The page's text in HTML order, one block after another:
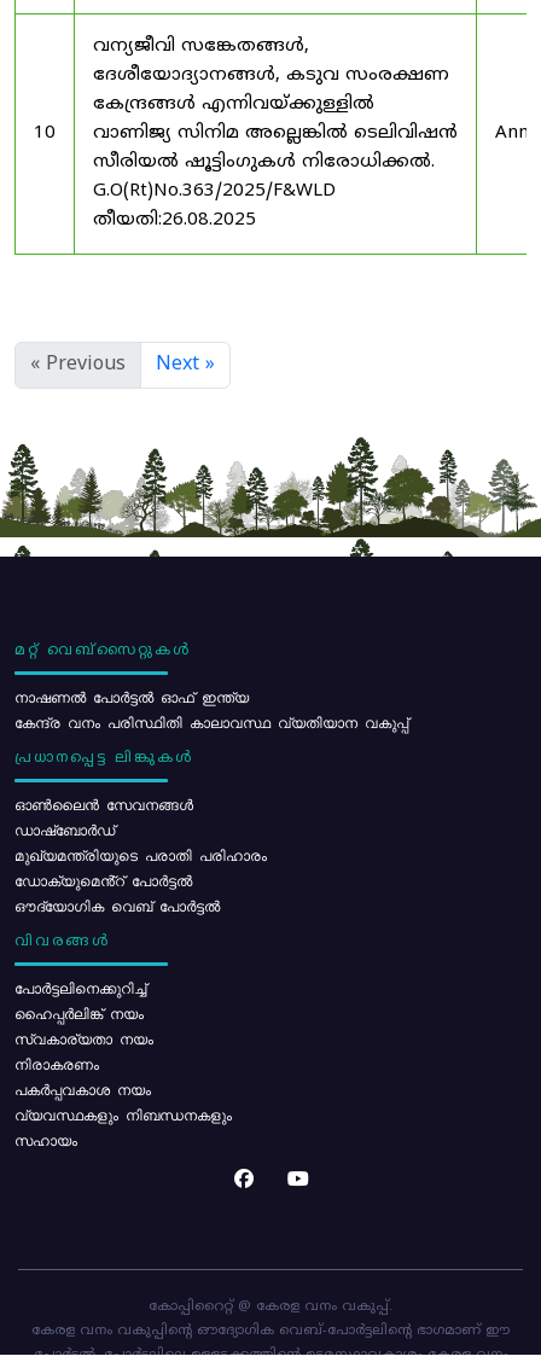
10
വന്യജീവി സങ്കേതങ്ങൾ,
ദേശീയോദ്യാനങ്ങൾ, കടുവ സംരക്ഷണ
കേന്ദ്രങ്ങൾ എന്നിവയ്ക്കുള്ളിൽ
വാണിജ്യ സിനിമ അല്ലെങ്കിൽ ടെലിവിഷൻ
സീരിയൽ ഷൂട്ടിംഗുകൾ നിരോധിക്കൽ.
G.O(Rt)No.363/2025/F&WLD
തീയതി:26.08.2025
« Previous Next »
മറ്റ് വെബ്സൈറ്റുകൾ
നാഷണൽ പോർട്ടൽ ഓഫ് ഇന്ത്യ
കേന്ദ്ര വനം പരിസ്ഥിതി കാലാവസ്ഥ വ്യതിയാന വകുപ്പ്
പ്രധാനപ്പെട്ട ലിങ്കുകൾ
ഓൺലൈൻ സേവനങ്ങൾ
ഡാഷ്ബോർഡ്
മുഖ്യമന്ത്രിയുടെ പരാതി പരിഹാരം
ഡോക്യുമെൻ്റ് പോർട്ടൽ
ഔദ്യോഗിക വെബ് പോർട്ടൽ
വിവരങ്ങൾ
പോര്‍ട്ടലിനെക്കുറിച്ച്
ഹൈപ്പർലിങ്ക് നയം
സ്വകാര്യതാ നയം
നിരാകരണം
പകർപ്പവകാശ നയം
വ്യവസ്ഥകളും നിബന്ധനകളും
സഹായം
കോപ്പിറൈറ്റ് @ കേരള വനം വകുപ്പ്.
കേരള വനം വകുപ്പിന്റെ ഔദ്യോഗിക വെബ്-പോർട്ടലിന്റെ ഭാഗമാണ് ഈ
പോർട്ടൽ. പോർട്ടലിലെ ഉള്ളടക്കത്തിന്റെ ഉടമസ്ഥാവകാശം കേരള വനം